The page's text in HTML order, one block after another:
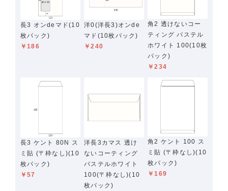
長3 オンdeマド(10
枚パック)
￥186
洋0(洋長3)オンde
マド(10枚パック)
￥240
角2 透けないコー
ティング パステル
ホワイト 100(10枚
パック)
￥234
長3 ケント 80N ス
ミ貼 (〒枠なし)(10
枚パック)
￥57
洋長3カマス 透け
ないコーティング
パステルホワイト
100(〒枠なし)(10
枚パック)
角2 ケント 100 ス
ミ貼 (〒枠なし)(10
枚パック)
￥169